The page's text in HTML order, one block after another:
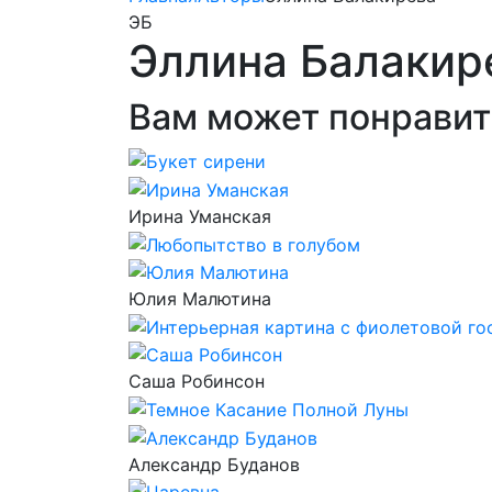
ЭБ
Эллина
Вам может
Ирина Уманская
Юлия Малютина
Саша Робинсон
Александр Буданов